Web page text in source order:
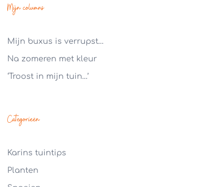
Mijn columns
Mijn buxus is verrupst…
Na zomeren met kleur
‘Troost in mijn tuin…’
Categorieën
Karins tuintips
Planten